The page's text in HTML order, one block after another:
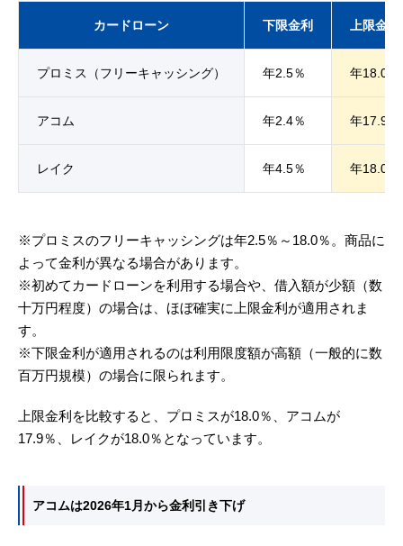
カードローン 下限金利 上限金利
プロミス（フリーキャッシング） 年2.5％ 年18.0％
アコム 年2.4％ 年17.9％
レイク 年4.5％ 年18.0％
※プロミスのフリーキャッシングは年2.5％～18.0％。商品に
よって金利が異なる場合があります。
※初めてカードローンを利用する場合や、借入額が少額（数
十万円程度）の場合は、ほぼ確実に上限金利が適用されま
す。
※下限金利が適用されるのは利用限度額が高額（一般的に数
百万円規模）の場合に限られます。
上限金利を比較すると、プロミスが18.0％、アコムが
17.9％、レイクが18.0％となっています。
アコムは2026年1月から金利引き下げ